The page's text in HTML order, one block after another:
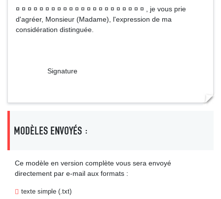
¤ ¤ ¤ ¤ ¤ ¤ ¤ ¤ ¤ ¤ ¤ ¤ ¤ ¤ ¤ ¤ ¤ ¤ ¤ ¤ ¤ ¤ , je vous prie
d'agréer, Monsieur (Madame), l'expression de ma
considération distinguée.
Signature
MODÈLES ENVOYÉS :
Ce modèle en version complète vous sera envoyé
directement par e-mail aux formats :
texte simple (.txt)